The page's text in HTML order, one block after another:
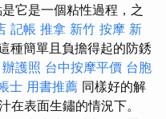
它是一個粘性過程，之
記帳 推拿 新竹 按摩 新
種簡單且負擔得起的防銹
辦護照 台中按摩平價 台胞
士 用書推薦 同樣好的解
在表面生鏽的情況下。